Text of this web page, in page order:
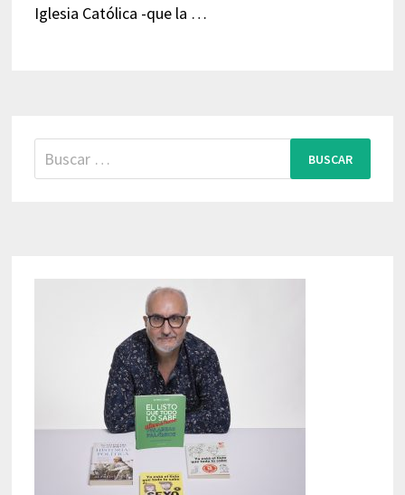
Iglesia Católica -que la …
Buscar: